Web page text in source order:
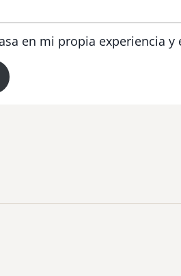
en mi propia experiencia